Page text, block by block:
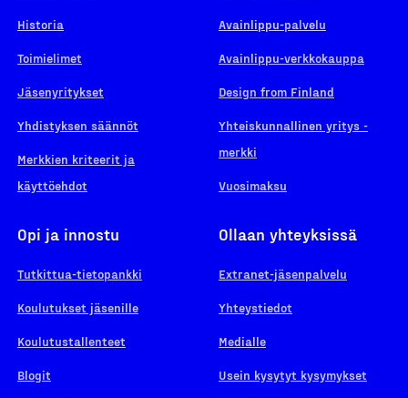
Historia
Toimielimet
Jäsenyritykset
Yhdistyksen säännöt
Merkkien kriteerit ja
käyttöehdot
Avainlippu-palvelu
Avainlippu-verkkokauppa
Design from Finland
Yhteiskunnallinen yritys -
merkki
Vuosimaksu
Opi ja innostu
Tutkittua-tietopankki
Koulutukset jäsenille
Koulutustallenteet
Blogit
Ollaan yhteyksissä
Extranet-jäsenpalvelu
Yhteystiedot
Medialle
Usein kysytyt kysymykset